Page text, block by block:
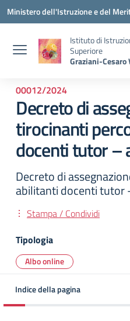
Vai ai contenuti
Vai al menu di navigazione
Vai al footer
Ministero dell'Istruzione e del
Istituto di
Superiore
Graziani-Cesaro
00012/2024
Decreto di
tirocinanti
docenti tutor
Decreto di
abilitanti docenti tutor
Stampa / Condividi
Tipologia
Albo online
Indice della pagina